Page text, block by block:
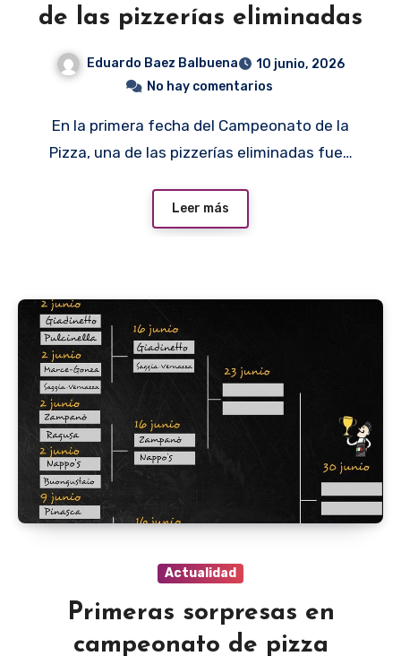
de las pizzerías eliminadas
Eduardo Baez Balbuena
10 junio, 2026
No hay comentarios
En la primera fecha del Campeonato de la
Pizza, una de las pizzerías eliminadas fue…
Leer más
Actualidad
Primeras sorpresas en
campeonato de pizza